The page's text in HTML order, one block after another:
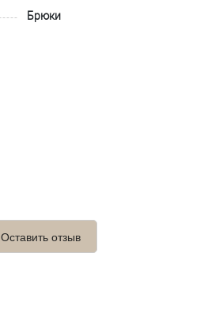
Брюки
Оставить отзыв